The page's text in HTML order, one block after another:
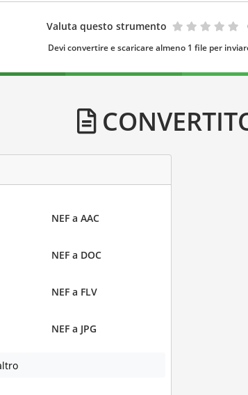
Valuta questo strumento
Devi convertire e scaricare almeno 1 file per
NEF a AAC
NEF a DOC
NEF a FLV
NEF a JPG